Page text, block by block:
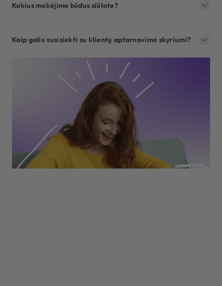
Kokius mokėjimo būdus siūlote?
Kaip galiu susisiekti su klientų aptarnavimo skyriumi?